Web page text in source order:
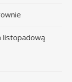
listopadową